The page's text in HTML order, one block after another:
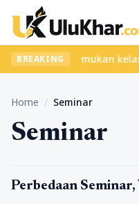
BREAKING
ribet? Temukan kelas
Home / Seminar
Seminar
Pengalamanku
Perbedaan